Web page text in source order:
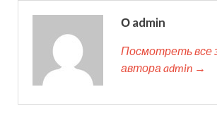
О admin
Посмотреть все
автора admin →